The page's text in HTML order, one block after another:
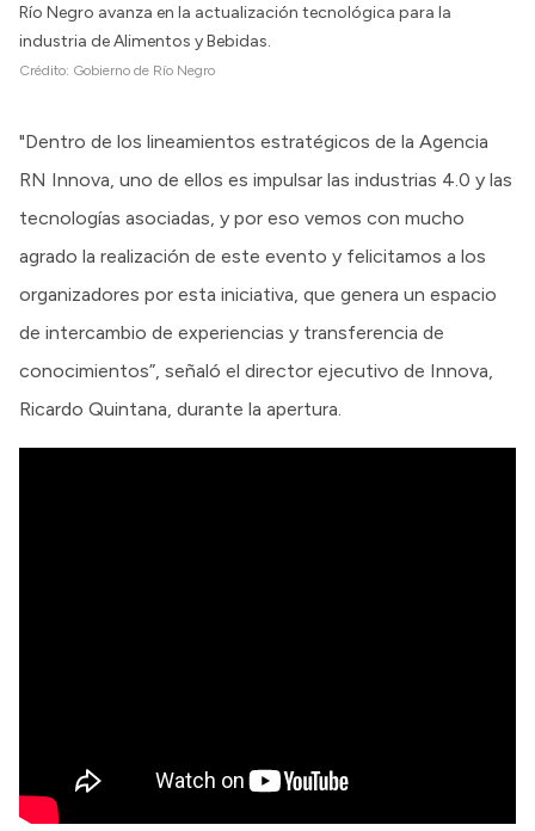
Río Negro avanza en la actualización tecnológica para la
industria de Alimentos y Bebidas.
Crédito: Gobierno de Río Negro
"Dentro de los lineamientos estratégicos de la Agencia
RN Innova, uno de ellos es impulsar las industrias 4.0 y las
tecnologías asociadas, y por eso vemos con mucho
agrado la realización de este evento y felicitamos a los
organizadores por esta iniciativa, que genera un espacio
de intercambio de experiencias y transferencia de
conocimientos”, señaló el director ejecutivo de Innova,
Ricardo Quintana, durante la apertura.